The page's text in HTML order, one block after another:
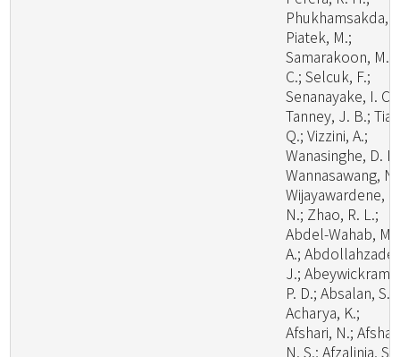
Phukhamsakda,
Piatek, M.;
Samarakoon, M.
C.; Selcuk, F.;
Senanayake, I. C.;
Tanney, J. B.;
Q.; Vizzini, A.;
Wanasinghe, D.
Wannasawang,
Wijayawardene,
N.; Zhao, R. L.;
Abdel-Wahab, M.
A.;
J.;
P. D.; Absalan, S.;
Acharya, K.;
Afshari, N.;
N. S.; Afzalinia, S.;